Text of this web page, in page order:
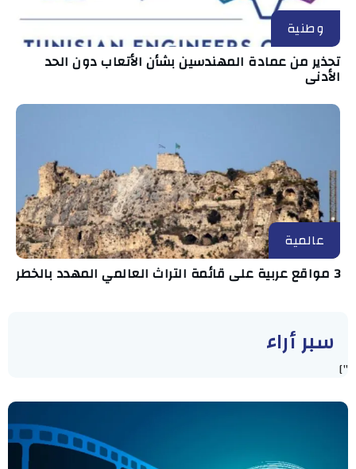
وطنية
تحذير من عمادة المهندسين بشأن الأتعاب دون الحد
الأدنى
عالمية
3 مواقع عربية على قائمة التراث العالمي المهدد بالخطر
سبر أراء
"]